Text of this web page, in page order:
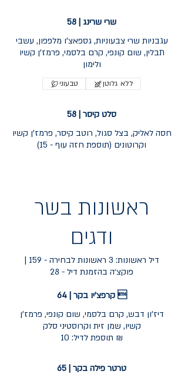
שרי שרינג | 58
עגבניות שרי צבעוניות, גספאצ'ו מלפפון, עשבי
תבלין, שום קונפי, קרם בלסמי, פרמז'ן קשיו
ולימון
טבעוני ללא גלוטן
סלט קיסר | 58
חסה לאליק, בצל סגול, רוטב קיסר, פרמז'ן קשיו
ראשונות בשר
ודגים
דיל ראשונות: 3 ראשונות לבחירה - 159 |
פוקצ׳ה בהזמנת דיל - 28
קרפצ'יו בקר | 64 
דיז'ון דבש, קרם בלסמי, שום קונפי, פרמז'ן
קשיו, שמן זית וקרוסטיני סלק
תוספת לדיל: 10 ₪
טרטר פילה בקר | 65